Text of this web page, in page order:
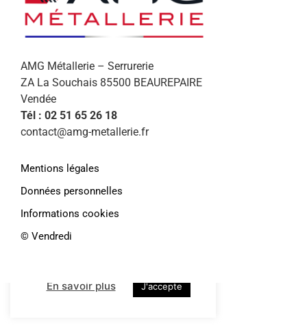
AMG Métallerie – Serrurerie
ZA La Souchais 85500 BEAUREPAIRE
Vendée
Tél : 02 51 65 26 18
contact@amg-metallerie.fr
Mentions légales
Données personnelles
Informations cookies
©️ Vendredi
Afin de vous proposer des services et
utilise des cookies. En continuant de
naviguer sur le site, vous déclarez
En savoir plus
J'accepte